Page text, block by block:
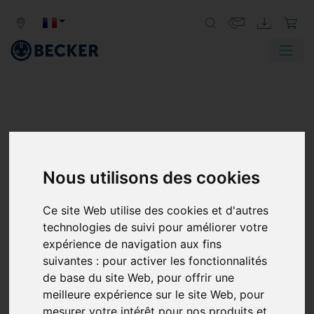
Nous utilisons des cookies
Ce site Web utilise des cookies et d'autres
technologies de suivi pour améliorer votre
expérience de navigation aux fins
suivantes : pour activer les fonctionnalités
de base du site Web, pour offrir une
meilleure expérience sur le site Web, pour
mesurer votre intérêt pour nos produits et